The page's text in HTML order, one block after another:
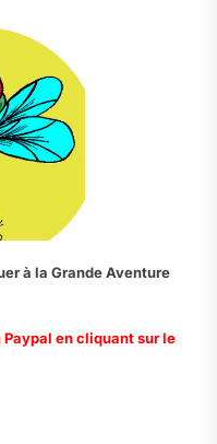
à la Grande Aventure
en cliquant sur le